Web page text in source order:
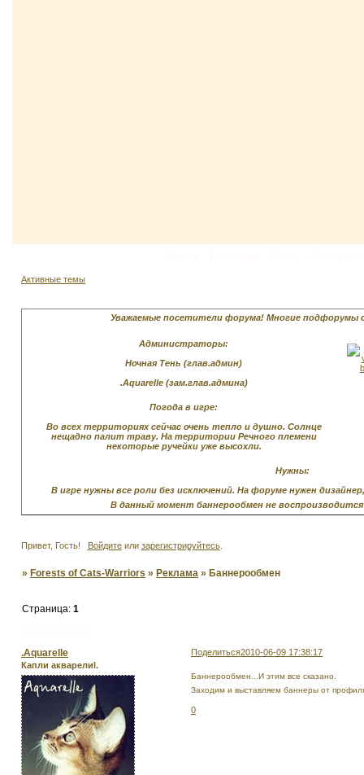
Активные темы
Уважаемые посетители форума! Многие подфорумы
Администраторы:
Ночная Тень (глав.админ)
.Aquarelle (зам.глав.админа)
Погода в игре:
Во всех территориях сейчас очень тепло и душно. Солнце
нещадно палит траву. На территории Речного племени
некоторые ручейки уже высохли.
Нужны:
В игре нужны все роли без исключений. На форуме нужен
В данный момент баннерообмен не воспроизводится
Привет, Гость! Войдитеили зарегистрируйтесь.
»Forests of Cats-Warriors »Реклама »Баннерообмен
Страница:1
Поделиться2010-06-09 17:38:17
.Aquarelle
Капли акварелиl.
Баннерообмен...И этим все сказано.
Заходим и выставляем баннеры от
0